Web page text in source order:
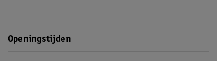
Openingstijden